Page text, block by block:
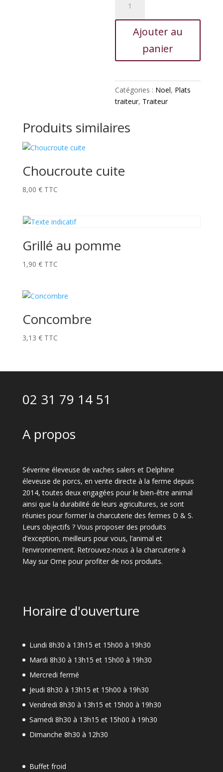
Coquille
Dieppoise
Ajouter au
panier
Catégories : Noel, Plats
traiteur, Traiteur
Produits similaires
Choucroute cuite
8,00 € TTC
Grillé au pomme
1,90 € TTC
Concombre
3,13 € TTC
02 31 79 14 51
A propos
Séverine éleveuse de vaches salers et Delphine
éleveuse de porcs, en vente directe à la ferme depuis
2014, toutes deux engagées pour le bien-être animal
ainsi que la durabilité de leurs agricultures, se sont
réunies pour former la charcuterie des fermes D & S.
Leurs objectifs ? Vous proposer des produits
d’exception, meilleurs pour vous, l’animal et
l’environnement. Retrouvez-nous à la charcuterie à
May sur Orne pour profiter de nos produits.
Horaire d'ouverture
Lundi 8h30 à 13h15 et 15h00 à 19h30
Mardi 8h30 à 13h15 et 15h00 à 19h30
Mercredi fermé
Jeudi 8h30 à 13h15 et 15h00 à 19h30
Vendredi 8h30 à 13h15 et 15h00 à 19h30
Samedi 8h30 à 13h15 et 15h00 à 19h30
Dimanche 8h30 à 12h30
Buffet froid